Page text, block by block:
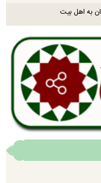
به اهل بیت